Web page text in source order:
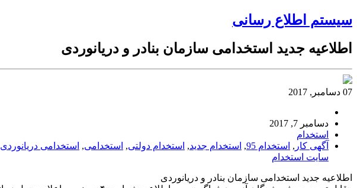
سیستم اطلاع رسانی
اطلاعیه جدید استخدامی سازمان بنادر و دریانوردی
07 دسامبر, 2017
دسامبر 7, 2017
استخدام
آگهی کار , استخدام 95 , استخدام جدید, استخدام دولتی, استخدامی, استخدامی دریانوردی
سایت استخدام
اطلاعیه جدید استخدامی سازمان بنادر و دریانوردی